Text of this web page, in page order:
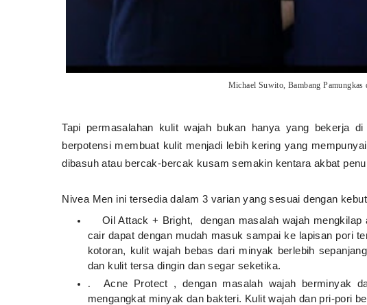
Michael Suwito, Bambang
Tapi permasalahan kulit wajah bukan hanya yang bekerja
berpotensi membuat kulit menjadi lebih kering yang
dibasuh atau bercak-bercak kusam semakin kentara akbat
Nivea Men ini tersedia dalam 3 varian yang sesuai dengan
Oil Attack + Bright, dengan masalah wajah
cair dapat dengan mudah masuk sampai ke lapisan pori
kotoran, kulit wajah bebas dari minyak berlebih
dan kulit tersa dingin dan segar seketika.
.
Acne Protect , dengan masalah wajah berminyak
mengangkat minyak dan bakteri. Kulit wajah dan pri-pori